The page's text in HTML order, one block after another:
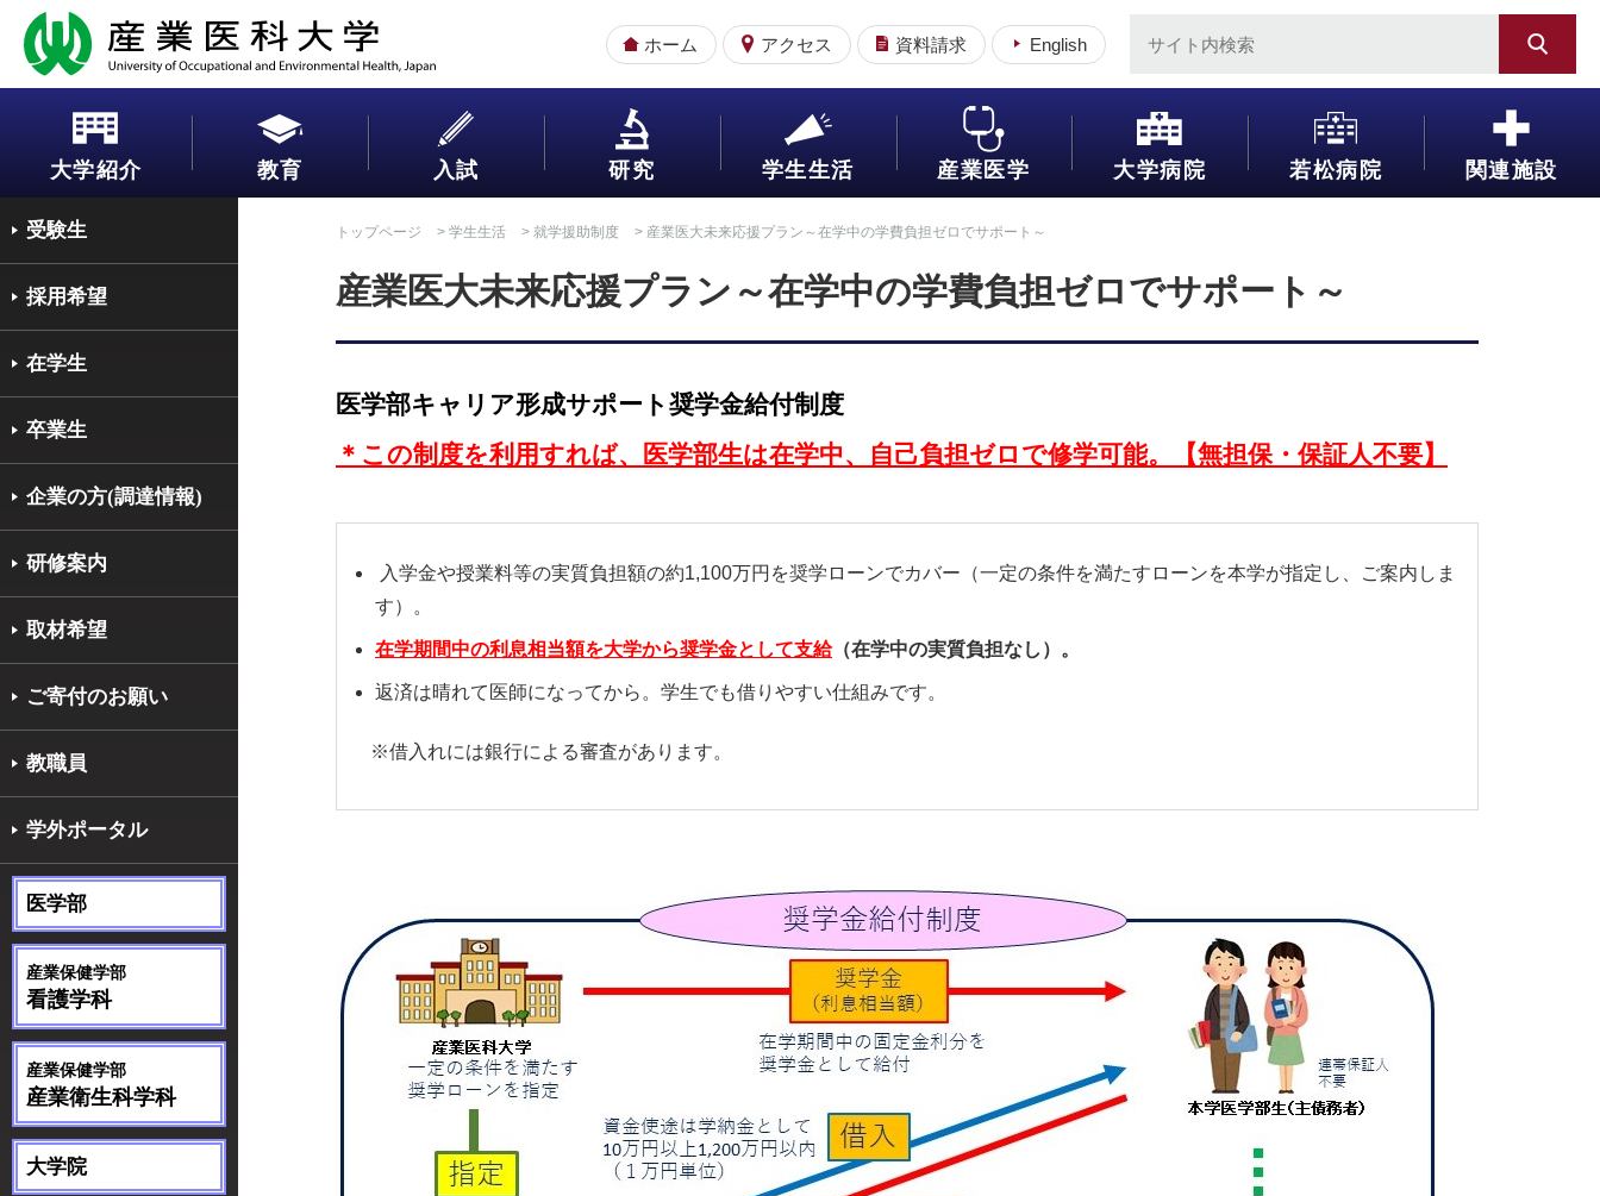
ホーム アクセス 資料請求 English
大学紹介 教育 入試 研究 学生生活 産業医学 大学病院 若松病院 関連施設
受験生
採用希望
在学生
卒業生
企業の方(調達情報)
研修案内
取材希望
ご寄付のお願い
教職員
学外ポータル
医学部
産業保健学部
看護学科
産業保健学部
産業衛生科学科
大学院
トップページ > 学生生活 > 就学援助制度 > 産業医大未来応援プラン～在学中の学費負担ゼロでサポート～
産業医大未来応援プラン～在学中の学費負担ゼロでサポート～
医学部キャリア形成サポート奨学金給付制度
＊この制度を利用すれば、医学部生は在学中、自己負担ゼロで修学可能。【無担保・保証人不要】
入学金や授業料等の実質負担額の約1,100万円を奨学ローンでカバー（一定の条件を満たすローンを本学が指定し、ご案内しま
す）。
在学期間中の利息相当額を大学から奨学金として支給（在学中の実質負担なし ）。
返済は晴れて医師になってから。学生でも借りやすい仕組みです。
※借入れには銀行による審査があります。